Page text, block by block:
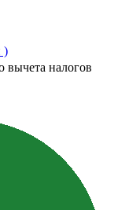
)
вычета налогов